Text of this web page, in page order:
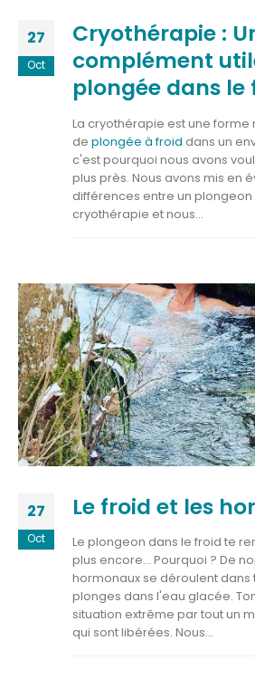
27
Oct
Cryothérapie :
complément
plongée dans le
La cryothérapie est une
de plongée à froid dans un
c'est pourquoi nous avons
plus près. Nous avons mis en
différences entre un
cryothérapie et nous...
27
Oct
Le froid et les
Le plongeon dans le froid te
plus encore... Pourquoi ? De
hormonaux se déroulent dans
plonges dans l'eau glacée.
situation extrême par tout un
qui sont libérées. Nous...